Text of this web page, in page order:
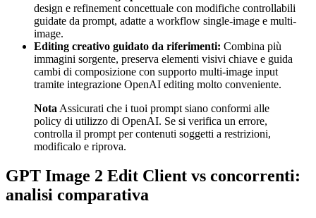
design e refinement concettuale con modifiche controllabili
guidate da prompt, adatte a workflow single-image e multi-
image.
Editing creativo guidato da riferimenti: Combina più
immagini sorgente, preserva elementi visivi chiave e guida
cambi di composizione con supporto multi-image input
tramite integrazione OpenAI editing molto conveniente.
Nota Assicurati che i tuoi prompt siano conformi alle
policy di utilizzo di OpenAI. Se si verifica un errore,
controlla il prompt per contenuti soggetti a restrizioni,
modificalo e riprova.
GPT Image 2 Edit Client vs concorrenti:
analisi comparativa